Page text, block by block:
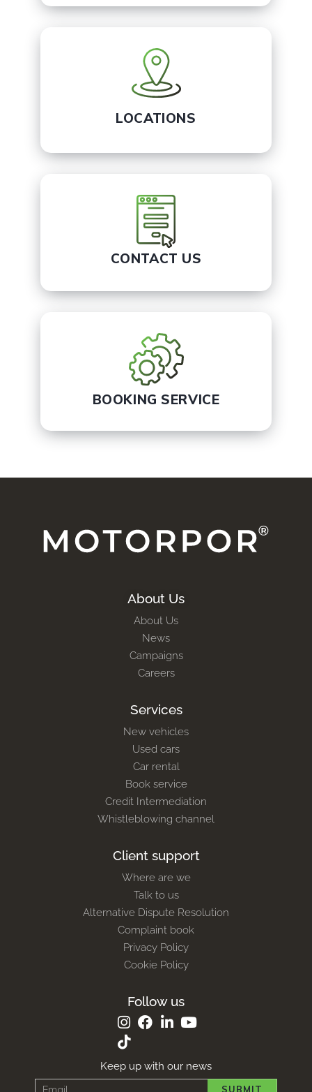
LOCATIONS
CONTACT US
BOOKING SERVICE
About Us
About Us
News
Campaigns
Careers
Services
New vehicles
Used cars
Car rental
Book service
Credit Intermediation
Whistleblowing channel
Client support
Where are we
Talk to us
Alternative Dispute Resolution
Complaint book
Privacy Policy
Cookie Policy
Follow us
Keep up with our news
SUBMIT